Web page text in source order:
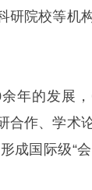
研院校等机
年的发展
合作、学术
国际级“